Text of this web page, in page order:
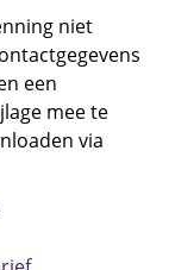
niet
een
mee te
via